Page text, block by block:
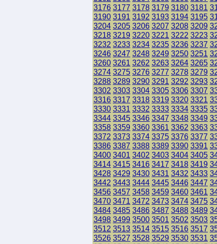
3176 3177 3178 3179 3180 3181
3190 3191 3192 3193 3194 3195
3204 3205 3206 3207 3208 3209
3218 3219 3220 3221 3222 3223
3232 3233 3234 3235 3236 3237
3246 3247 3248 3249 3250 3251
3260 3261 3262 3263 3264 3265
3274 3275 3276 3277 3278 3279
3288 3289 3290 3291 3292 3293
3302 3303 3304 3305 3306 3307
3316 3317 3318 3319 3320 3321
3330 3331 3332 3333 3334 3335
3344 3345 3346 3347 3348 3349
3358 3359 3360 3361 3362 3363
3372 3373 3374 3375 3376 3377
3386 3387 3388 3389 3390 3391
3400 3401 3402 3403 3404 3405
3414 3415 3416 3417 3418 3419
3428 3429 3430 3431 3432 3433
3442 3443 3444 3445 3446 3447
3456 3457 3458 3459 3460 3461
3470 3471 3472 3473 3474 3475
3484 3485 3486 3487 3488 3489
3498 3499 3500 3501 3502 3503
3512 3513 3514 3515 3516 3517
3526 3527 3528 3529 3530 3531